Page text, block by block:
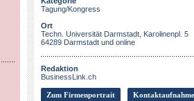
Tagung/Kongress
Ort
Techn. Universität Darmstadt, Karolinenpl. 5
64289 Darmstadt und online
Redaktion
BusinessLink.ch
Zum Firmenportrait Kontaktaufnahme